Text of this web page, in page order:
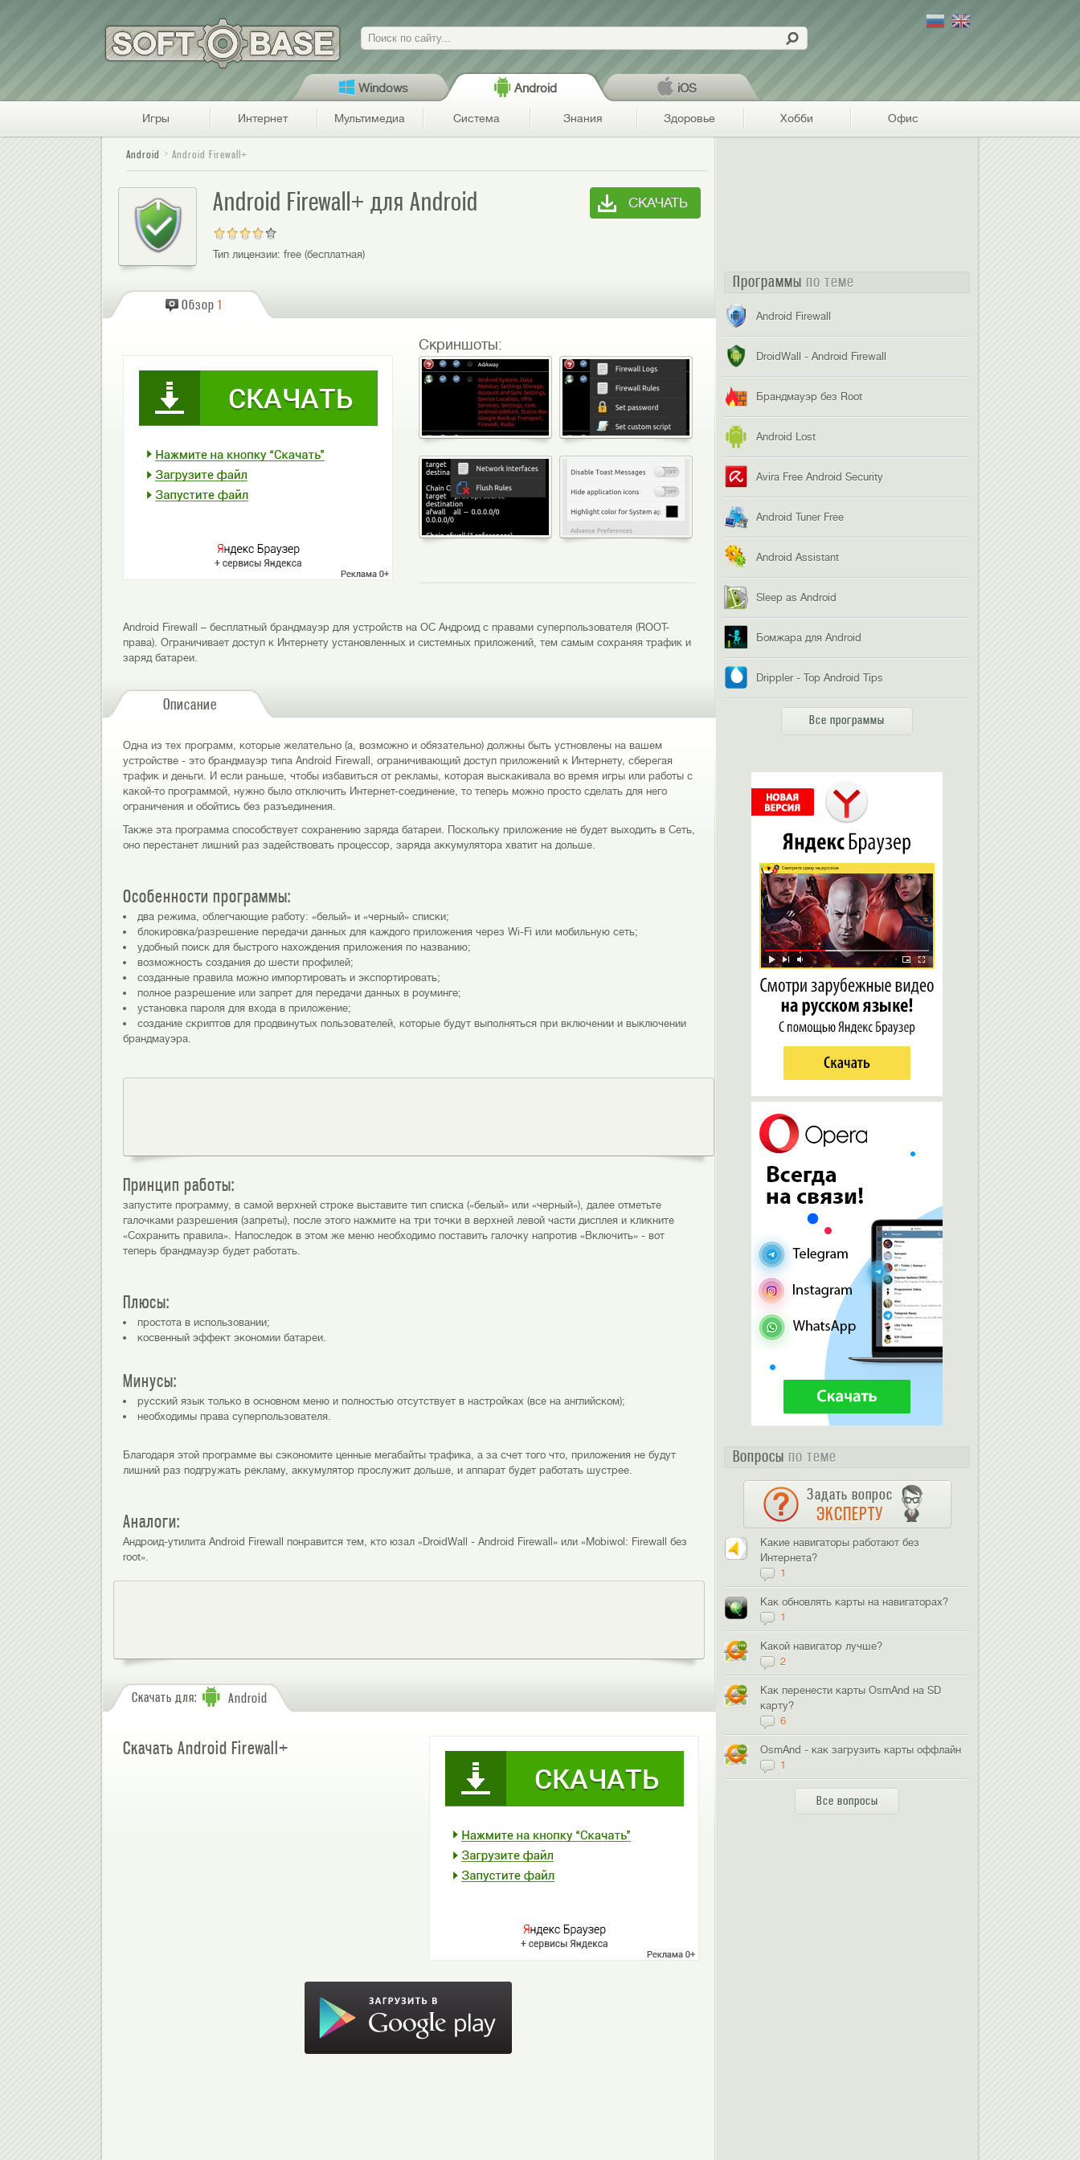
Поиск
Windows Android iOS
Игры Интернет Мультимедиа Система Знания Здоровье Хобби Офис
Android Android Firewall+
Android Firewall+ для Android СКАЧАТЬ
Тип лицензии: free (бесплатная)
Обзор 1
Скриншоты:
Android Firewall – бесплатный брандмауэр для устройств на ОС Андроид с правами суперпользователя (ROOT-
права). Ограничивает доступ к Интернету установленных и системных приложений, тем самым сохраняя трафик и
заряд батареи.
Описание
Одна из тех программ, которые желательно (а, возможно и обязательно) должны быть устновлены на вашем
устройстве - это брандмауэр типа Android Firewall, ограничивающий доступ приложений к Интернету, сберегая
трафик и деньги. И если раньше, чтобы избавиться от рекламы, которая выскакивала во время игры или работы с
какой-то программой, нужно было отключить Интернет-соединение, то теперь можно просто сделать для него
ограничения и обойтись без разъединения.
Также эта программа способствует сохранению заряда батареи. Поскольку приложение не будет выходить в Сеть,
оно перестанет лишний раз задействовать процессор, заряда аккумулятора хватит на дольше.
Особенности программы:
два режима, облегчающие работу: «белый» и «черный» списки;
блокировка/разрешение передачи данных для каждого приложения через Wi-Fi или мобильную сеть;
удобный поиск для быстрого нахождения приложения по названию;
возможность создания до шести профилей;
созданные правила можно импортировать и экспортировать;
полное разрешение или запрет для передачи данных в роуминге;
установка пароля для входа в приложение;
создание скриптов для продвинутых пользователей, которые будут выполняться при включении и выключении
брандмауэра.
Принцип работы:
запустите программу, в самой верхней строке выставите тип списка («белый» или «черный»), далее отметьте
галочками разрешения (запреты), после этого нажмите на три точки в верхней левой части дисплея и кликните
«Сохранить правила». Напоследок в этом же меню необходимо поставить галочку напротив «Включить» - вот
теперь брандмауэр будет работать.
Плюсы:
простота в использовании;
косвенный эффект экономии батареи.
Минусы:
русский язык только в основном меню и полностью отсутствует в настройках (все на английском);
необходимы права суперпользователя.
Благодаря этой программе вы сэкономите ценные мегабайты трафика, а за счет того что, приложения не будут
лишний раз подгружать рекламу, аккумулятор прослужит дольше, и аппарат будет работать шустрее.
Аналоги:
Андроид-утилита Android Firewall понравится тем, кто юзал «DroidWall - Android Firewall» или «Mobiwol: Firewall без
root».
Скачать для: Android
Скачать Android Firewall+
Программы по теме
Android Firewall
DroidWall - Android Firewall
Брандмауэр без Root
Android Lost
Avira Free Android Security
Android Tuner Free
Android Assistant
Sleep as Android
Бомжара для Android
Drippler - Top Android Tips
Все программы
Вопросы по теме
Задать вопрос
ЭКСПЕРТУ
Какие навигаторы работают без
Интернета?
1
Как обновлять карты на навигаторах?
1
Какой навигатор лучше?
2
Как перенести карты OsmAnd на SD
карту?
6
OsmAnd - как загрузить карты оффлайн
1
Все вопросы